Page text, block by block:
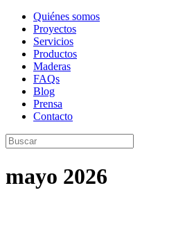
Quiénes somos
Proyectos
Servicios
Productos
Maderas
FAQs
Blog
Prensa
Contacto
mayo 2026